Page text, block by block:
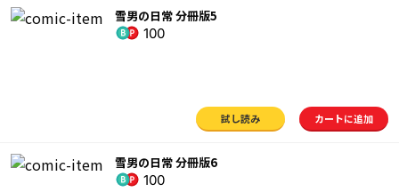
雪男の日常 分冊版5
100
試し読み カートに追加
雪男の日常 分冊版6
100